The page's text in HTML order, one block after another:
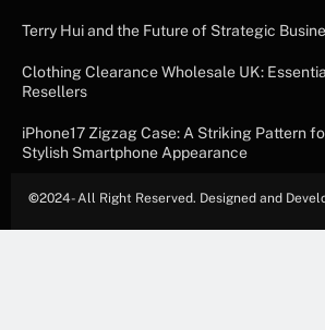
Terry Hui and the Future of Strategic
Clothing Clearance Wholesale UK:
Resellers
iPhone17 Zigzag Case: A Striking Pattern
Stylish Smartphone Appearance
©2024- All Right Reserved. Designed and